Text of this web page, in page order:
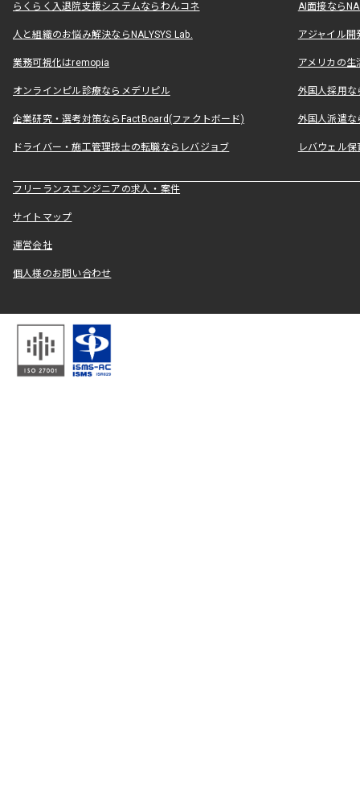
らくらく入退院支援システムならわんコネ AI面接なら
人と組織のお悩み解決ならNALYSYS Lab. アジャイル
業務可視化はremopia アメリカの
オンラインピル診療ならメデリピル 外国人採用
企業研究・選考対策ならFactBoard(ファクトボード) 外国人派遣な
ドライバー・施工管理技士の転職ならレバジョブ レバウェル
フリーランスエンジニアの求人・案件
サイトマップ
運営会社
個人様のお問い合わせ